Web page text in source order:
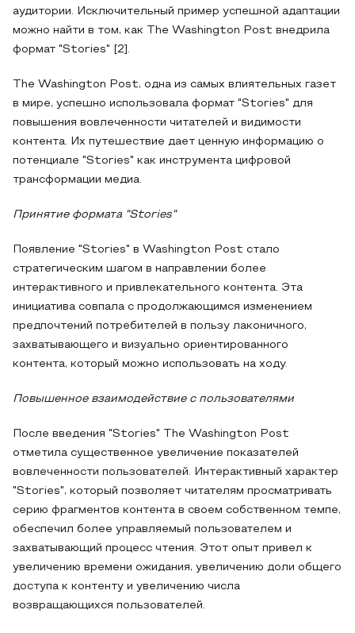
аудитории. Исключительный пример успешной адаптации
можно найти в том, как The Washington Post внедрила
формат "Stories" [2].
The Washington Post, одна из самых влиятельных газет
в мире, успешно использовала формат "Stories" для
повышения вовлеченности читателей и видимости
контента. Их путешествие дает ценную информацию о
потенциале "Stories" как инструмента цифровой
трансформации медиа.
Принятие формата "Stories"
Появление "Stories" в Washington Post стало
стратегическим шагом в направлении более
интерактивного и привлекательного контента. Эта
инициатива совпала с продолжающимся изменением
предпочтений потребителей в пользу лаконичного,
захватывающего и визуально ориентированного
контента, который можно использовать на ходу.
Повышенное взаимодействие с пользователями
После введения "Stories" The Washington Post
отметила существенное увеличение показателей
вовлеченности пользователей. Интерактивный характер
"Stories", который позволяет читателям просматривать
серию фрагментов контента в своем собственном темпе,
обеспечил более управляемый пользователем и
захватывающий процесс чтения. Этот опыт привел к
увеличению времени ожидания, увеличению доли общего
доступа к контенту и увеличению числа
возвращающихся пользователей.